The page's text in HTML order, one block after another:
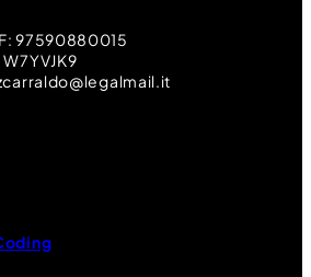
97590880015